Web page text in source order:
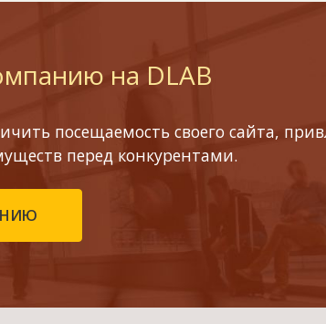
на DLAB
посещаемость своего сайта,
перед конкурентами.